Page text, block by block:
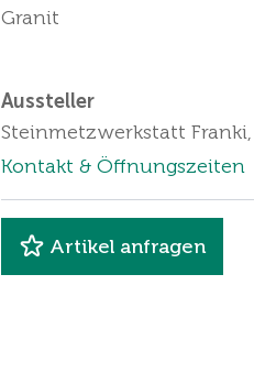
Granit
Aussteller
Steinmetzwerkstatt
Kontakt & Öffnungszeiten
Artikel anfragen